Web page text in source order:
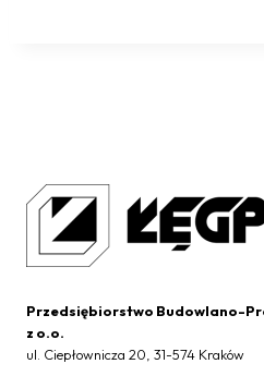
Przedsiębiorstwo Budowlano-
z o.o.
ul. Ciepłownicza 20, 31-574 Kraków